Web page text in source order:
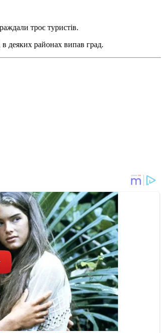
троє туристів.
деяких районах випав град.